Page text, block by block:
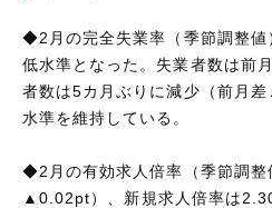
◆2月の完全失業率（季節調整値
低水準となった。失業者数は前
者数は5カ月ぶりに減少（前月
水準を維持している。
◆2月の有効求人倍率（季節調整
▲0.02pt）、新規求人倍率は